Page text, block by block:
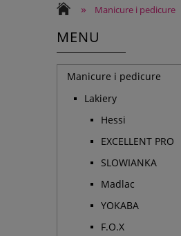
» Manicure i pedicure
MENU
Manicure i pedicure
Lakiery
Hessi
EXCELLENT PRO
SLOWIANKA
Madlac
YOKABA
F.O.X